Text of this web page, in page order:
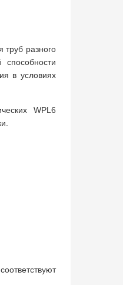
труб разного
в условиях
WPL6